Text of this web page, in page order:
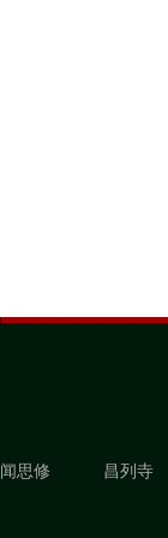
闻思修 昌列寺